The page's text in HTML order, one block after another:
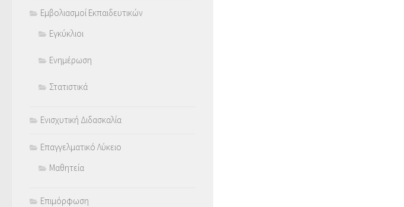
Εμβολιασμοί Εκπαιδευτικών
Εγκύκλιοι
Ενημέρωση
Στατιστικά
Ενισχυτική Διδασκαλία
Επαγγελματικό Λύκειο
Μαθητεία
Επιμόρφωση